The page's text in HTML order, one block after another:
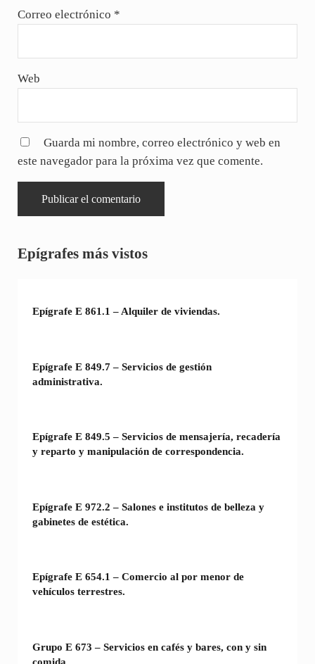
Correo electrónico *
Web
Guarda mi nombre, correo electrónico y web en
este navegador para la próxima vez que comente.
Sidebar
Epígrafes más vistos
Epígrafe E 861.1 – Alquiler de viviendas.
Epígrafe E 849.7 – Servicios de gestión
administrativa.
Epígrafe E 849.5 – Servicios de mensajería, recadería
y reparto y manipulación de correspondencia.
Epígrafe E 972.2 – Salones e institutos de belleza y
gabinetes de estética.
Epígrafe E 654.1 – Comercio al por menor de
vehículos terrestres.
Grupo E 673 – Servicios en cafés y bares, con y sin
comida.